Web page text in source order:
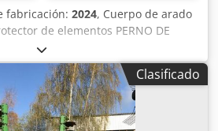
fabricación: 2024, Cuerpo de arado
de elementos PERNO DE
Asha
Clasificado